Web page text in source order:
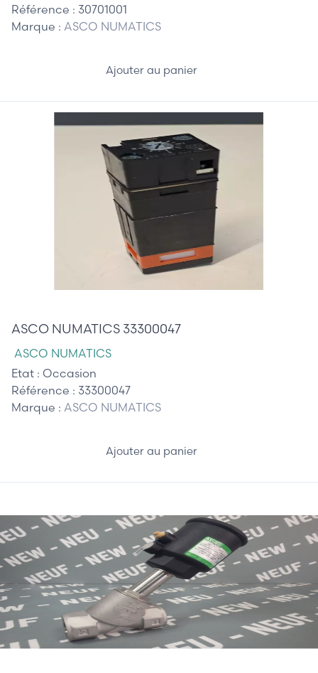
Référence : 30701001
Marque : ASCO NUMATICS
Ajouter au panier
ASCO NUMATICS 33300047
ASCO NUMATICS
Etat : Occasion
Référence : 33300047
Marque : ASCO NUMATICS
Ajouter au panier